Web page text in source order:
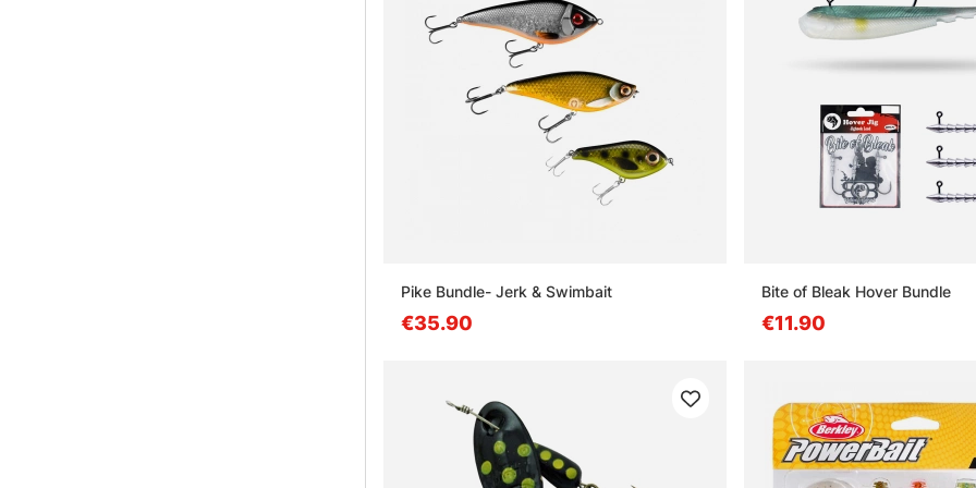
Pike Bundle- Jerk & Swimbait
€35.90
Bite of Bleak Hover Bundle
€11.90